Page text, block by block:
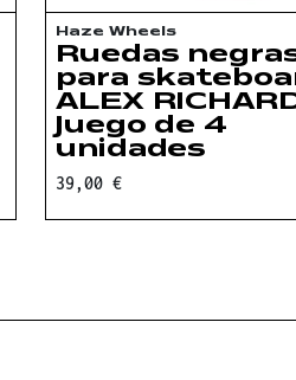
Haze Wheels
Ruedas
para
ALEX
Juego de 4
unidades
39,00 €